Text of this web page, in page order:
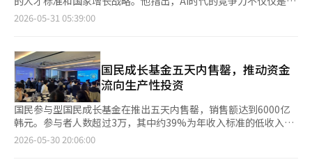
家发展的必然要求。 这一切变革背后的核心概念，正是AX——人工
策和自主执行问题。工厂能够自我优化，设备能够自我诊断，物流
系统能够自主调度。人类社会正在从“人主导决策”的时代，逐步
迈向“人与AI共同决策”的新时代。 全球主要经济体已经率先展开
布局。 德国持续推进“工业4.0”战略，美国加速推动AI与云计算
融合，中国则依托“制造强国”战略大规模建设智能工厂。未来国
家竞争的核心，不再只是GDP规模的比较，而是整个产业体系智能
化水平的竞争。 对于韩国而言，真正的战略目标不应仅仅停留
在“半导体强国”。半导体是基础，但不是终点。 韩国需要从AI芯
断和自主驾驶能力将比制造质量更为重要。如果韩国汽车产业成功
实现AI转型，将不仅仅是一个简单的整车出口国，而是有望跃升为
电池的结合将形成新的产业生态系统，不仅包括电动车，还包括储
能装置（ESS）、智能电网和下一代电力网络。全球电池市场已经
发展到数千亿美元的规模，随着电动车和数据中心的扩展，需求预
计将进一步增加。韩国拥有世界一流的电池企业，因此与AI的融合
效应将更加显著。 物流和港口同样如此。釜山港是世界级的转运
港，仁川港则发挥着东北亚物流枢纽的作用。未来，随着AI基础的
物流系统的引入，集装箱的移动、存储、通关程序和运输路线优化
政府在最近的绿皮书中指出，由于中东战争带来的地缘政治风险，
经济下行风险依然存在。 高油价和高汇率带来的物价上涨压力也
消费者身上，民生负担可能再次加重。 财政健康问题也亟待解
决。在经济复苏过程中，积极财政政策发挥了一定作用，但增长和
税收在很大程度上依赖于半导体大企业的业绩和资产市场的繁荣。
此外，随着老龄化导致的养老金和福利支出增加，以及可能重复的
补充预算编制，长期财政运作的压力也在加大。 税制政策也面临
变革的十字路口。政府计划加强长期持有特别扣除的实际居住要
求，缩减租赁经营者的税制特例，预告将转向“以实际居住为中
成功，进一步拓宽了ETF市场的基础。上周上市的三星电子和SK海
力士单一股票杠杆ETF中，三星资产运用的KODEX三星电子单一
便突破了1兆韩元的总资产，迅速进入‘1兆俱乐部’。 业内人士
认为，ETF市场的增长趋势将在短期内持续。由于通过退休金和个
人养老金账户进行的ETF投资比例不断扩大，长期投资者也在增
加。 金融投资业界相关人士表示：“股市上涨带来的资金流入与
养老金资金的扩大相互促进，使得ETF市场规模迅速扩大。随着各
种产品的推出，大型ETF的数量将继续增加。”※ 本报道经人工智
能（AI）系统翻译与编辑。
响。然而，我们必须冷静分析一个问题。这次名义增长是韩国经济
体质改善的结果，还是半导体超级繁荣带来的暂时错觉？名义GDP
也会导致名义GDP增加。这次的两位数名义增长预期很大程度上源
于半导体价格上涨和出口表现良好。半导体无疑是韩国经济的支
柱，但半导体周期总是经历繁荣与衰退的反复。因此，家庭债务比
率的降低并不意味着家庭债务问题的结束。因为名义GDP的增长使
得比率降低的效果显著。实际上，债务规模、偿还负担、房地产价
格和利率环境仍需持续管理。国家债务比率也是如此。名义GDP的
增长可能改善比率，但如果不改革支出结构，财政负担将再次加
重。在健康检查中，身高增加导致体重指数降低，并不意味着体重
定技术人才的问题，还需要教育、产业和社会系统的全面转型。同
战争2：崔泰源的回答》中表示：“AI时代的人才定义将会改
变。”他解释说，在AI迅速发展的时代，学习什么和培养什么能力
变得尤为重要。 崔会长所描绘的未来人才形象并不仅限于AI开发
者。他指出：“AI人才并不只是指工科生。”他认为，能够将人类
与AI结合并连接多个领域的“通才型人才”将变得更加重要。 崔会
长将AI的发展阶段视为从人类提问并得到回答的“推理AI”向能够
自主判断和行动的“代理AI”转变。他表示，在这一阶段，积极利
用AI的人与不利用AI的人的能力差距可能会加大，企业和国家亦是
2026-05-31 05:39:00
国民成长基金五天内售罄，推动资金
流向生产性投资
国民参与型国民成长基金在推出五天内售罄，销售额达到6000亿
韩元。参与者人数超过3万，其中约39%为年收入标准的低收入群
体。每人平均投资金额也达到了2000万韩元。在金融市场不确定
2026-05-30 20:06:00